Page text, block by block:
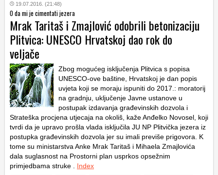
19.07.2016. (21:48)
O da mi je cimentati jezera
Mrak Taritaš i Zmajlović odobrili betonizaciju
Plitvica: UNESCO Hrvatskoj dao rok do
veljače
Zbog mogućeg isključenja Plitvica s popisa
UNESCO-ove baštine, Hrvatskoj je dan popis
uvjeta koji se moraju ispuniti do 2017.: moratorij
na gradnju, uključenje Javne ustanove u
postupak izdavanja građevinskih dozvola i
Strateška procjena utjecaja na okoliš, kaže Anđelko Novosel, koji
tvrdi da je upravo prošla vlada isključila JU NP Plitvička jezera iz
postupka građevinskih dozvola jer su imali previše prigovora. K
tome su ministarstva Anke Mrak Taritaš i Mihaela Zmajlovića
dala suglasnost na Prostorni plan usprkos opsežnim
primjedbama struke . Index